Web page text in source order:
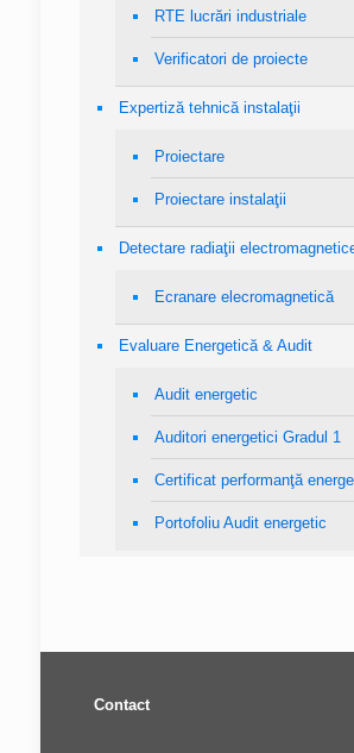
RTE lucrări industriale
Verificatori de proiecte
Expertiză tehnică instalaţii
Proiectare
Proiectare instalaţii
Detectare radiaţii
Ecranare elecromagnetică
Evaluare Energetică & Audit
Audit energetic
Auditori energetici Gradul 1
Certificat performanţă
Portofoliu Audit energetic
Contact